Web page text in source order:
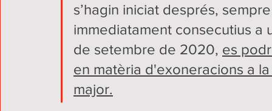
s’hagin iniciat després,
immediatament consecutius a
de setembre de 2020, es
en matèria d'exoneracions a
major.